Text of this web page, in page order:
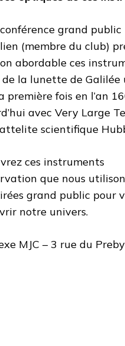
grand public
(membre du club)
abordable ces
la lunette de Galilée
première fois en l’an
avec Very Large
scientifique
ces instruments
que nous
grand public pour
notre univers.
MJC – 3 rue du